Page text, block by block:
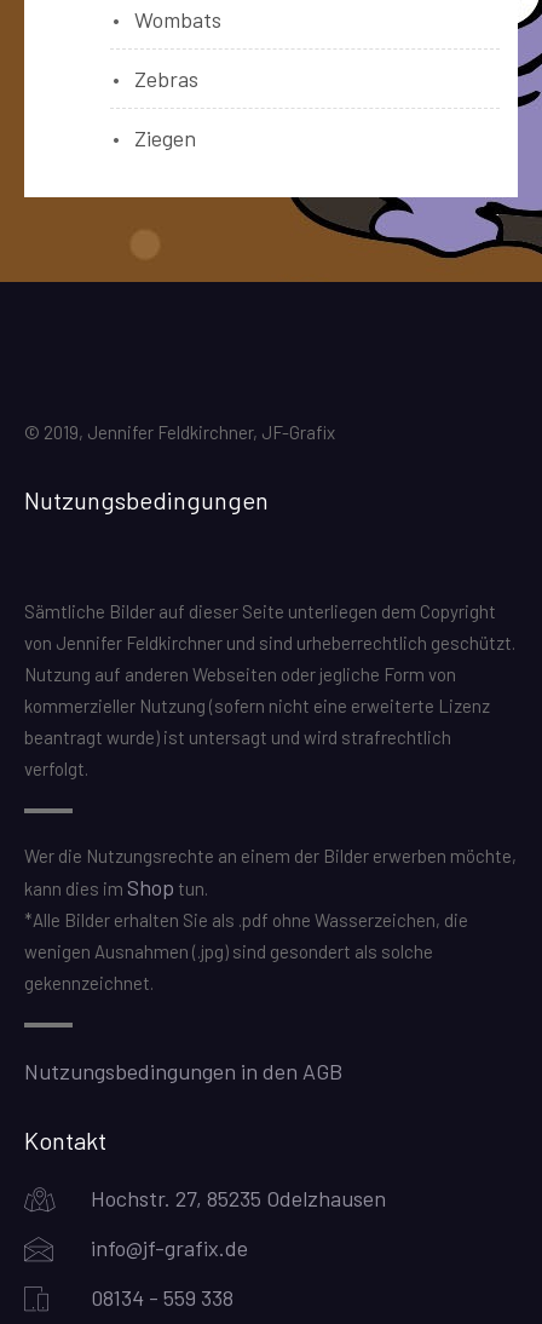
Wombats
Zebras
Ziegen
© 2019, Jennifer Feldkirchner, JF-Grafix
Nutzungsbedingungen
Sämtliche Bilder auf dieser Seite unterliegen dem Copyright
von Jennifer Feldkirchner und sind urheberrechtlich geschützt.
Nutzung auf anderen Webseiten oder jegliche Form von
kommerzieller Nutzung (sofern nicht eine erweiterte Lizenz
beantragt wurde) ist untersagt und wird strafrechtlich
verfolgt.
Wer die Nutzungsrechte an einem der Bilder erwerben möchte,
kann dies im Shop tun.
*Alle Bilder erhalten Sie als .pdf ohne Wasserzeichen, die
wenigen Ausnahmen (.jpg) sind gesondert als solche
gekennzeichnet.
Nutzungsbedingungen in den AGB
Kontakt
Hochstr. 27, 85235 Odelzhausen
info@jf-grafix.de
08134 - 559 338